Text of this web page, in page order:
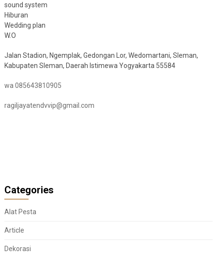
sound system
Hiburan
Wedding plan
W.O
Jalan Stadion, Ngemplak, Gedongan Lor, Wedomartani, Sleman,
Kabupaten Sleman, Daerah Istimewa Yogyakarta 55584
wa 085643810905
ragiljayatendvvip@gmail.com
Categories
Alat Pesta
Article
Dekorasi